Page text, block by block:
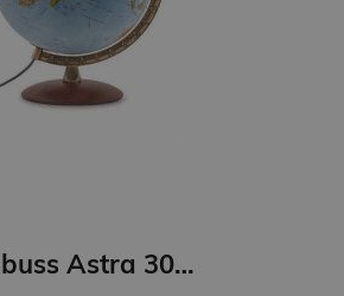
Globuss Astra 30 CM